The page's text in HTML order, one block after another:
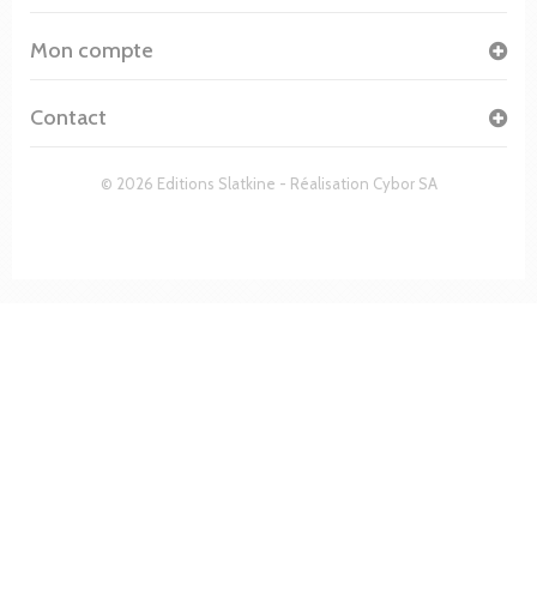
© 2026 Editions Slatkine - Réalisation Cybor SA
Mon compte
Contact